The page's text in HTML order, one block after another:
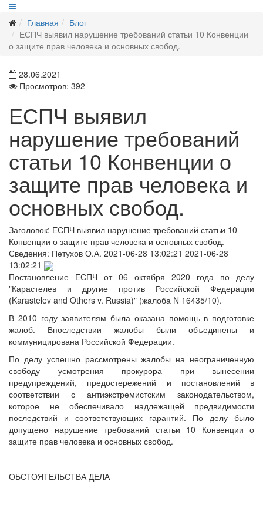
Главная
Блог
ЕСПЧ выявил нарушение требований статьи 10 Конвенции
о защите прав человека и основных свобод.
28.06.2021
Просмотров: 392
ЕСПЧ выявил
нарушение требований
статьи 10 Конвенции о
защите прав человека и
основных свобод.
Заголовок: ЕСПЧ выявил нарушение требований статьи 10
Конвенции о защите прав человека и основных свобод.
Сведения: Петухов О.А. 2021-06-28 13:02:21 2021-06-28
13:02:21
Постановление ЕСПЧ от 06 октября 2020 года по делу
"Карастелев и другие против Российской Федерации
(Karastelev and Others v. Russia)" (жалоба N 16435/10).
В 2010 году заявителям была оказана помощь в подготовке
жалоб. Впоследствии жалобы были объединены и
коммуницирована Российской Федерации.
По делу успешно рассмотрены жалобы на неограниченную
свободу усмотрения прокурора при вынесении
предупреждений, предостережений и постановлений в
соответствии с антиэкстремистским законодательством,
которое не обеспечивало надлежащей предвидимости
последствий и соответствующих гарантий. По делу было
допущено нарушение требований статьи 10 Конвенции о
защите прав человека и основных свобод.
ОБСТОЯТЕЛЬСТВА ДЕЛА